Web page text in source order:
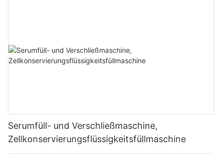
Serumfüll- und Verschließmaschine,
Zellkonservierungsflüssigkeitsfüllmaschine